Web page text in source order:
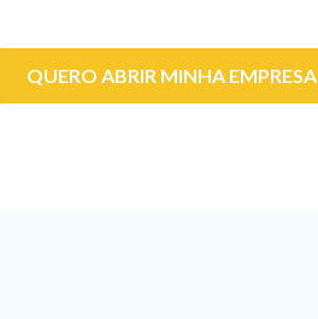
QUERO ABRIR MINHA EMPRESA